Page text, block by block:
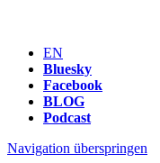
EN
Bluesky
Facebook
BLOG
Podcast
Navigation überspringen